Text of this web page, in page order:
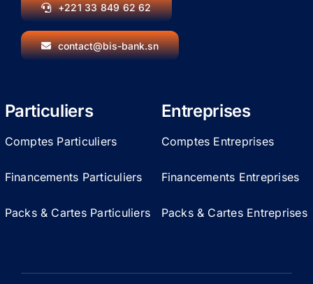
+221 33 849 62 62
contact@bis-bank.sn
Particuliers
Comptes Particuliers
Financements Particuliers
Packs & Cartes Particuliers
Entreprises
Comptes Entreprises
Financements Entreprises
Packs & Cartes Entreprises